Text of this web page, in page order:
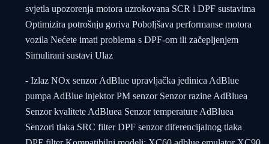
svjetla upozorenja motora uzrokovana SCR i DPF sustavima
Optimizira potrošnju goriva Poboljšava performanse motora
vozila Nećete imati problema s DPF-om ili začepljenjem
Simulirani sustavi Ulaz
- Izlaz NOx senzor AdBlue upravljačka jedinica AdBlue
pumpa AdBlue injektor PM senzor Senzor razine AdBluea
Senzor kvalitete AdBluea Senzor temperature AdBluea
Senzori tlaka SRC filter DPF senzor diferencijalnog tlaka